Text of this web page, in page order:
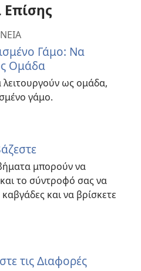
Γάμο: Να
Ομάδα
λειτουργούν ως ομάδα,
γάμο.
μπορούν να
το σύντροφό σας να
και να βρίσκετε
τις Διαφορές